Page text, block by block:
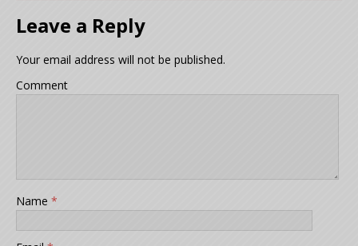
Leave a Reply
Your email address will not be published.
Comment
Name *